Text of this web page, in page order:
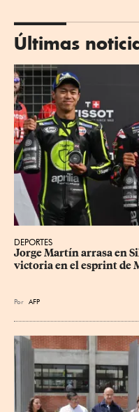
Últimas
DEPORTES
Jorge Martín arrasa en
victoria en el esprint de
Por AFP